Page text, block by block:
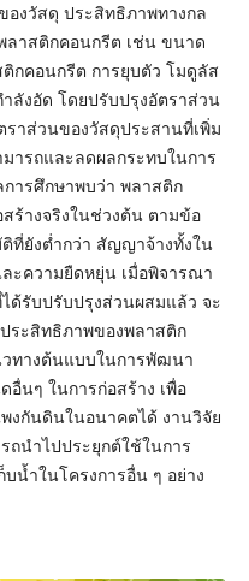
งวัสดุ ประสิทธิภาพทางกล
ลาสติกคอนกรีต เช่น ขนาด
กคอนกรีต การยุบตัว โมดูลัส
ลังอัด โดยปรับปรุงอัตราส่วน
าส่วนของวัสดุประสานที่เพิ่ม
ารถและลดผลกระทบในการ
ารศึกษาพบว่า พลาสติก
ร้างจริงในช่วงต้น ตามข้อ
ที่ยังต่ำกว่า สัญญาจ้างทั้งใน
ะความยืดหยุ่น เมื่อพิจารณา
ด้รับปรับปรุงส่วนผสมแล้ว จะ
ระสิทธิภาพของพลาสติก
ทางต้นแบบในการพัฒนา
นๆ ในการก่อสร้าง เพื่อ
งกันดินในอนาคตได้ งานวิจัย
ถนำไปประยุกต์ใช้ในการ
น้ำในโครงการอื่น ๆ อย่าง